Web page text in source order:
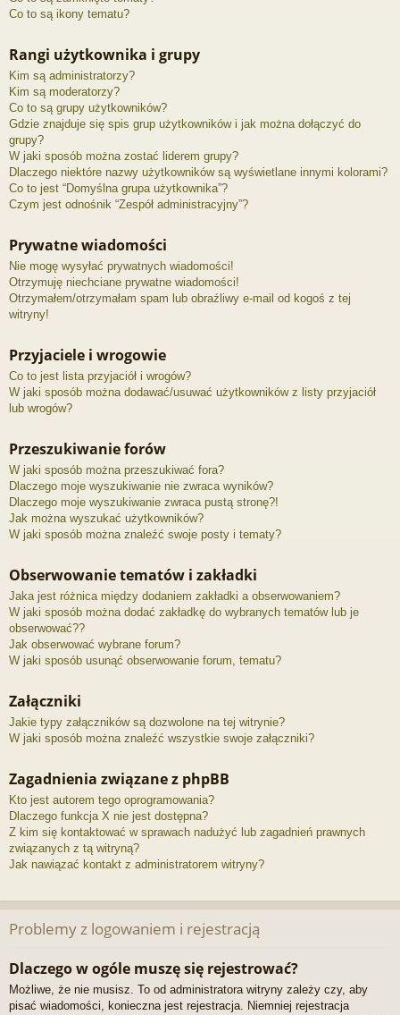
Co to są ikony tematu?
Rangi użytkownika i grupy
Kim są administratorzy?
Kim są moderatorzy?
Co to są grupy użytkowników?
Gdzie znajduje się spis grup użytkowników i jak można dołączyć do
grupy?
W jaki sposób można zostać liderem grupy?
Dlaczego niektóre nazwy użytkowników są wyświetlane innymi kolorami?
Co to jest “Domyślna grupa użytkownika”?
Czym jest odnośnik “Zespół administracyjny”?
Prywatne wiadomości
Nie mogę wysyłać prywatnych wiadomości!
Otrzymuję niechciane prywatne wiadomości!
Otrzymałem/otrzymałam spam lub obraźliwy e-mail od kogoś z tej
witryny!
Przyjaciele i wrogowie
Co to jest lista przyjaciół i wrogów?
W jaki sposób można dodawać/usuwać użytkowników z listy przyjaciół
lub wrogów?
Przeszukiwanie forów
W jaki sposób można przeszukiwać fora?
Dlaczego moje wyszukiwanie nie zwraca wyników?
Dlaczego moje wyszukiwanie zwraca pustą stronę?!
Jak można wyszukać użytkowników?
W jaki sposób można znaleźć swoje posty i tematy?
Obserwowanie tematów i zakładki
Jaka jest różnica między dodaniem zakładki a obserwowaniem?
W jaki sposób można dodać zakładkę do wybranych tematów lub je
obserwować??
Jak obserwować wybrane forum?
W jaki sposób usunąć obserwowanie forum, tematu?
Załączniki
Jakie typy załączników są dozwolone na tej witrynie?
W jaki sposób można znaleźć wszystkie swoje załączniki?
Zagadnienia związane z phpBB
Kto jest autorem tego oprogramowania?
Dlaczego funkcja X nie jest dostępna?
Z kim się kontaktować w sprawach nadużyć lub zagadnień prawnych
związanych z tą witryną?
Jak nawiązać kontakt z administratorem witryny?
Problemy z logowaniem i rejestracją
Dlaczego w ogóle muszę się rejestrować?
Możliwe, że nie musisz. To od administratora witryny zależy czy, aby
pisać wiadomości, konieczna jest rejestracja. Niemniej rejestracja